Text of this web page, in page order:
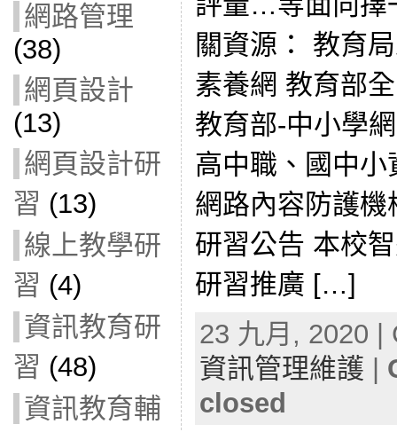
網路管理
(38)
網頁設計
(13)
網頁設計研
習 (13)
線上教學研
習 (4)
資訊教育研
習 (48)
資訊教育輔
關資源： 教育
素養網 教育部
教育部-中小學
高中職、國中
網路內容防護
研習公告 本校
研習推廣 […]
23 九月, 2020
資訊管理維護
closed